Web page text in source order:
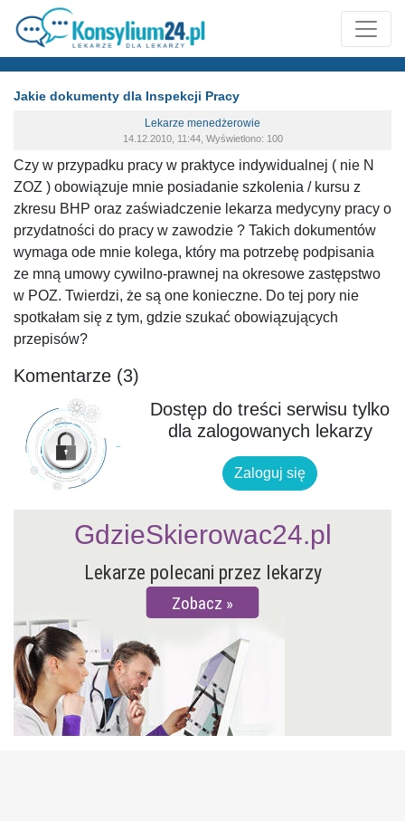
Jakie dokumenty dla Inspekcji Pracy
Lekarze menedżerowie
14.12.2010, 11:44, Wyświetlono: 100
Czy w przypadku pracy w praktyce indywidualnej ( nie N
ZOZ ) obowiązuje mnie posiadanie szkolenia / kursu z
zkresu BHP oraz zaświadczenie lekarza medycyny pracy o
przydatności do pracy w zawodzie ? Takich dokumentów
wymaga ode mnie kolega, który ma potrzebę podpisania
ze mną umowy cywilno-prawnej na okresowe zastępstwo
w POZ. Twierdzi, że są one konieczne. Do tej pory nie
spotkałam się z tym, gdzie szukać obowiązujących
przepisów?
Komentarze (3)
Dostęp do treści serwisu tylko
dla zalogowanych lekarzy
Zaloguj się
Lekarze polecani przez lekarzy
Zobacz
GdzieSkierowac24.pl